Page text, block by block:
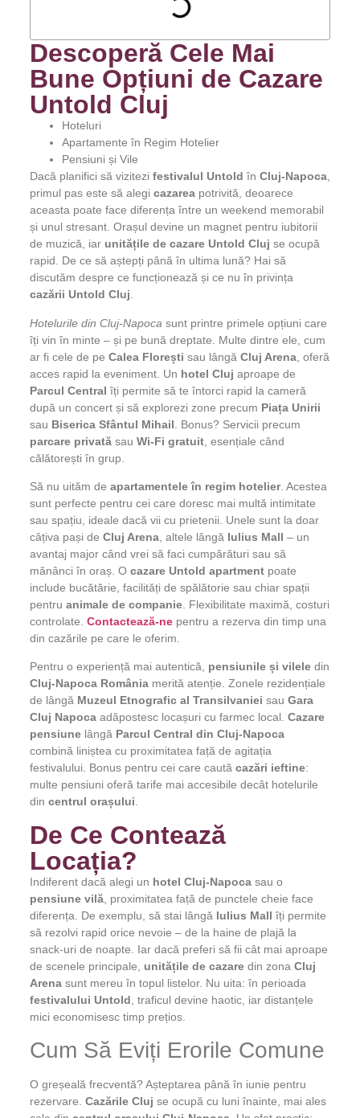
Descoperă Cele Mai
Bune Opțiuni de Cazare
Untold Cluj
Hoteluri
Apartamente în Regim Hotelier
Pensiuni și Vile
Dacă planifici să vizitezi festivalul Untold în Cluj-Napoca,
primul pas este să alegi cazareapotrivită, deoarece
aceasta poate face diferența între un weekend memorabil
și unul stresant. Orașul devine un magnet pentru iubitorii
de muzică, iar unitățile de cazare Untold Cluj se ocupă
rapid. De ce să aștepți până în ultima lună? Hai să
discutăm despre ce funcționează și ce nu în privința
cazării Untold Cluj.
Hotelurile din Cluj-Napoca sunt printre primele opțiuni care
îți vin în minte – și pe bună dreptate. Multe dintre ele, cum
ar fi cele de pe Calea Florești sau lângă Cluj Arena, oferă
acces rapid la eveniment. Un hotel Cluj aproape de
Parcul Central îți permite să te întorci rapid la cameră
după un concert și să explorezi zone precum Piața Unirii
sau Biserica Sfântul Mihail . Bonus? Servicii precum
parcare privatăsau Wi-Fi gratuit, esențiale când
călătorești în grup.
Să nu uităm de apartamentele în regim hotelier. Acestea
sunt perfecte pentru cei care doresc mai multă intimitate
sau spațiu, ideale dacă vii cu prietenii. Unele sunt la doar
câțiva pași de Cluj Arena, altele lângă Iulius Mall – un
avantaj major când vrei să faci cumpărături sau să
mănânci în oraș. O cazare Untold apartmentpoate
include bucătărie, facilități de spălătorie sau chiar spații
pentru animale de companie. Flexibilitate maximă, costuri
controlate. Contactează-nepentru a rezerva din timp una
din cazările pe care le oferim.
Pentru o experiență mai autentică, pensiunile și vileledin
Cluj-Napoca Româniamerită atenție. Zonele rezidențiale
de lângă Muzeul Etnografic al Transilvaniei sau Gara
Cluj Napocaadăpostesc locașuri cu farmec local. Cazare
pensiunelângă Parcul Central din Cluj-Napoca
combină liniștea cu proximitatea față de agitația
festivalului. Bonus pentru cei care caută cazări ieftine:
multe pensiuni oferă tarife mai accesibile decât hotelurile
din centrul orașului.
De Ce Contează
Locația?
Indiferent dacă alegi un hotel Cluj-Napocasau o
pensiune vilă, proximitatea față de punctele cheie face
diferența. De exemplu, să stai lângă Iulius Mall îți permite
să rezolvi rapid orice nevoie – de la haine de plajă la
snack-uri de noapte. Iar dacă preferi să fii cât mai aproape
de scenele principale, unitățile de cazaredin zona Cluj
Arenasunt mereu în topul listelor. Nu uita: în perioada
festivalului Untold , traficul devine haotic, iar distanțele
mici economisesc timp prețios.
Cum Să Eviți Erorile Comune
O greșeală frecventă? Așteptarea până în iunie pentru
rezervare. Cazările Cluj se ocupă cu luni înainte, mai ales